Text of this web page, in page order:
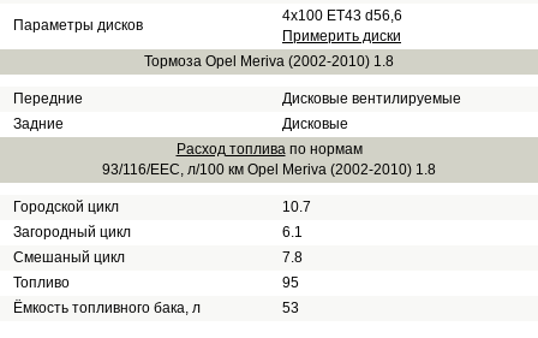
Параметры дисков
4x100 ET43 d56,6
Примерить диски
Тормоза Opel Meriva (2002-2010) 1.8
Передние
Дисковые вентилируемые
Задние
Дисковые
Расход топливапо нормам
93/116/EEC, л/100 км Opel Meriva (2002-2010) 1.8
Городской цикл
10.7
Загородный цикл
6.1
Смешаный цикл
7.8
Топливо
95
Ёмкость топливного бака, л
53